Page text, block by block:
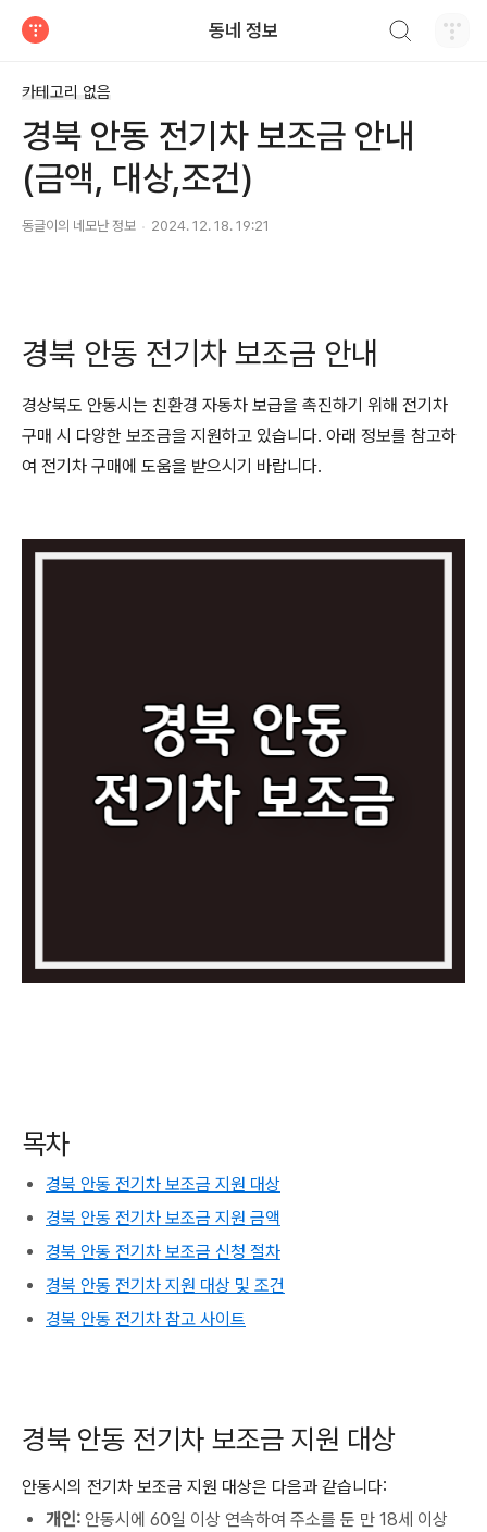
동네 정보
카테고리 없음
경북 안동 전기차 보조금 안내
(금액, 대상,조건)
동글이의 네모난 정보 2024. 12. 18. 19:21
경북 안동 전기차 보조금 안내
경상북도 안동시는 친환경 자동차 보급을 촉진하기 위해 전기차
구매 시 다양한 보조금을 지원하고 있습니다. 아래 정보를 참고하
여 전기차 구매에 도움을 받으시기 바랍니다.
목차
경북 안동 전기차 보조금 지원 대상
경북 안동 전기차 보조금 지원 금액
경북 안동 전기차 보조금 신청 절차
경북 안동 전기차 지원 대상 및 조건
경북 안동 전기차 참고 사이트
경북 안동 전기차 보조금 지원 대상
안동시의 전기차 보조금 지원 대상은 다음과 같습니다:
개인: 안동시에 60일 이상 연속하여 주소를 둔 만 18세 이상